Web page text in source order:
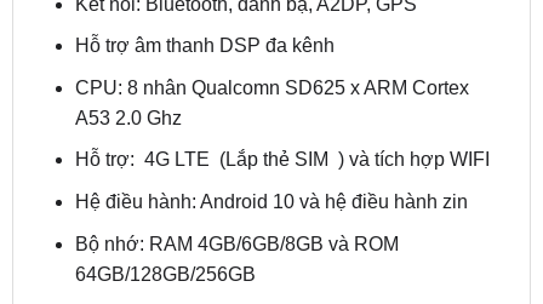
A53 2.0 Ghz
Hỗ trợ: 4G LTE (Lắp thẻ SIM ) và tích hợp WIFI
64GB/128GB/256GB
Màn hình android ô tô Utour US I2K xứng đang là 1